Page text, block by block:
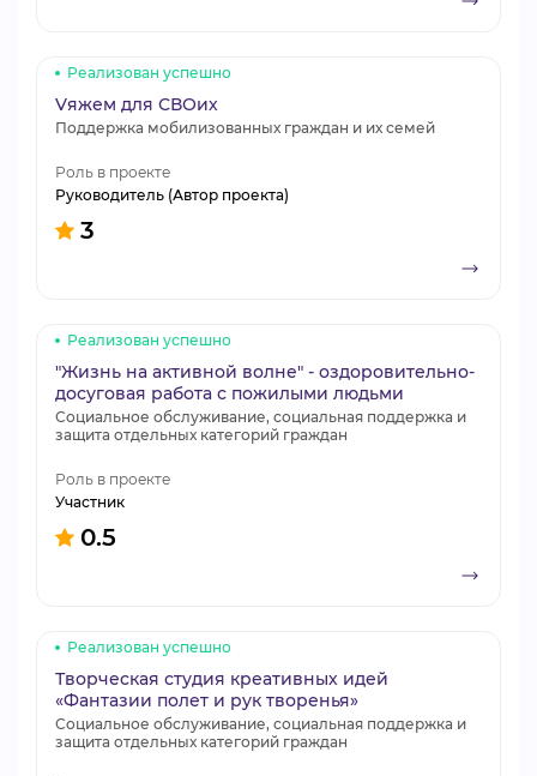
Реализован успешно
Vяжем для СВОих
Поддержка мобилизованных граждан и их семей
Роль в проекте
Руководитель (Автор проекта)
3
Реализован успешно
"Жизнь на активной волне" - оздоровительно-
досуговая работа с пожилыми людьми
Социальное обслуживание, социальная поддержка и
защита отдельных категорий граждан
Роль в проекте
Участник
0.5
Реализован успешно
Творческая студия креативных идей
«Фантазии полет и рук творенья»
Социальное обслуживание, социальная поддержка и
защита отдельных категорий граждан